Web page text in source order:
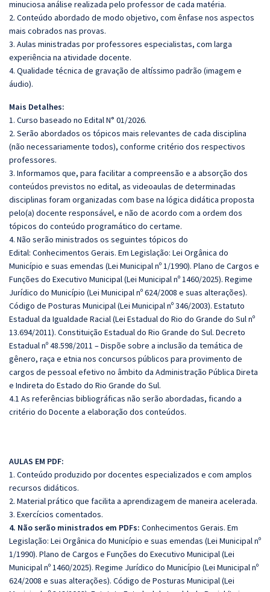
minuciosa análise realizada pelo professor de cada matéria.
2. Conteúdo abordado de modo objetivo, com ênfase nos aspectos
mais cobrados nas provas.
3. Aulas ministradas por professores especialistas, com larga
experiência na atividade docente.
4. Qualidade técnica de gravação de altíssimo padrão (imagem e
áudio).
Mais Detalhes:
1. Curso baseado no Edital N° 01/2026.
2. Serão abordados os tópicos mais relevantes de cada disciplina
(não necessariamente todos), conforme critério dos respectivos
professores.
3. Informamos que, para facilitar a compreensão e a absorção dos
conteúdos previstos no edital, as videoaulas de determinadas
disciplinas foram organizadas com base na lógica didática proposta
pelo(a) docente responsável, e não de acordo com a ordem dos
tópicos do conteúdo programático do certame.
4. Não serão ministrados os seguintes tópicos do
Edital: Conhecimentos Gerais. Em Legislação: Lei Orgânica do
Município e suas emendas (Lei Municipal nº 1/1990). Plano de Cargos e
Funções do Executivo Municipal (Lei Municipal nº 1460/2025). Regime
Jurídico do Município (Lei Municipal nº 624/2008 e suas alterações).
Código de Posturas Municipal (Lei Municipal nº 346/2003). Estatuto
Estadual da Igualdade Racial (Lei Estadual do Rio do Grande do Sul nº
13.694/2011). Constituição Estadual do Rio Grande do Sul. Decreto
Estadual nº 48.598/2011 – Dispõe sobre a inclusão da temática de
gênero, raça e etnia nos concursos públicos para provimento de
cargos de pessoal efetivo no âmbito da Administração Pública Direta
e Indireta do Estado do Rio Grande do Sul.
4.1 As referências bibliográficas não serão abordadas, ficando a
critério do Docente a elaboração dos conteúdos.
AULAS EM PDF:
1. Conteúdo produzido por docentes especializados e com amplos
recursos didáticos.
2. Material prático que facilita a aprendizagem de maneira acelerada.
3. Exercícios comentados.
4. Não serão ministrados em PDFs: Conhecimentos Gerais. Em
Legislação: Lei Orgânica do Município e suas emendas (Lei Municipal nº
1/1990). Plano de Cargos e Funções do Executivo Municipal (Lei
Municipal nº 1460/2025). Regime Jurídico do Município (Lei Municipal nº
624/2008 e suas alterações). Código de Posturas Municipal (Lei